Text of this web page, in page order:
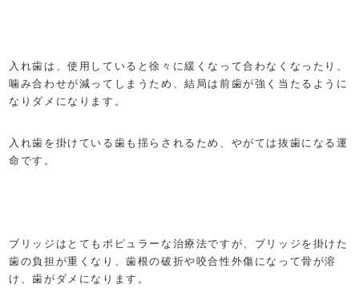
入れ歯は、使用していると徐々に緩くなって合わなくなったり、
噛み合わせが減ってしまうため、結局は前歯が強く当たるように
なりダメになります。
入れ歯を掛けている歯も揺らされるため、やがては抜歯になる運
命です。
ブリッジはとてもポピュラーな治療法ですが、ブリッジを掛けた
歯の負担が重くなり、歯根の破折や咬合性外傷になって骨が溶
け、歯がダメになります。